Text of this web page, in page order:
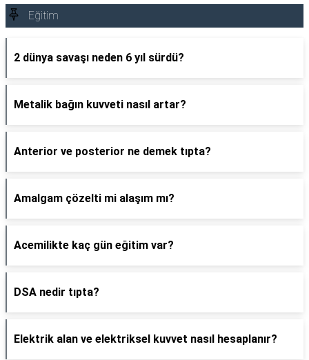
Eğitim
2 dünya savaşı neden 6 yıl sürdü?
Metalik bağın kuvveti nasıl artar?
Anterior ve posterior ne demek tıpta?
Amalgam çözelti mi alaşım mı?
Acemilikte kaç gün eğitim var?
DSA nedir tıpta?
Elektrik alan ve elektriksel kuvvet nasıl hesaplanır?